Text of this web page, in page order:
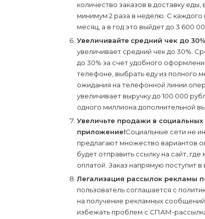
количество заказов в доставку
минимум 2 раза в неделю. С
месяц, а в год это выйдет до 3 600
Увеличивайте средний чек до
увеличивает средний чек до 30%.
до 30% за счет удобного
телефоне, выбрать еду из полного
ожидания на телефонной линии
увеличивает выручку до 100 000
одного миллиона дополнительной
Увеличьте продажи в социальных
приложение!Социальные сети не
предлагают множество вариантов
будет отправить ссылку на сайт,
оплатой. Заказ напрямую поступит в
Легализация рассылок рекламы
пользователь соглашается с
на получение рекламных
избежать проблем с СПАМ-